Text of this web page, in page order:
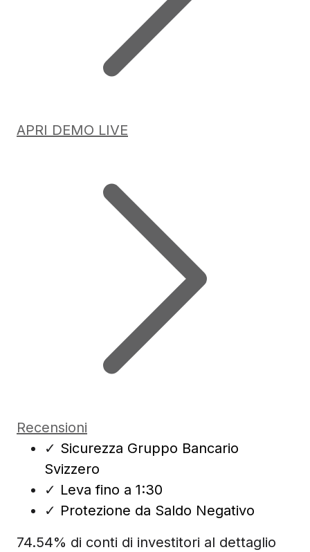
APRI DEMO LIVE
Recensioni
✓ Sicurezza Gruppo Bancario
Svizzero
✓ Leva fino a 1:30
✓ Protezione da Saldo Negativo
74.54% di conti di investitori al dettaglio